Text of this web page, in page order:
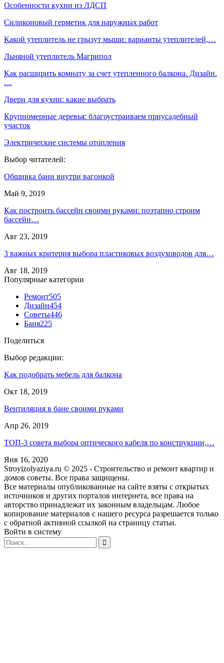
Особенности кухни из ЛДСП
Силиконовый герметик для наружных работ
Какой утеплитель не грызут мыши: варианты утеплителей,…
Льняной утеплитель Магрипол
Как расширить комнату за счет утепленного балкона. Дизайн.
…
Двери для кухни: какие выбрать
Крупномерные деревья: благоустраиваем приусадебный
участок
Электрические системы отопления
Выбор читателей:
Обшивка бани внутри вагонкой
Май 9, 2019
Как построить бассейн своими руками: поэтапно строим
бассейн…
Авг 23, 2019
3 важных критерия выбора пластиковых воздуховодов для…
Авг 18, 2019
Популярные категории
Ремонт505
Дизайн454
Советы446
Баня225
Поделиться
Выбор редакции:
Как подобрать мебель для балкона
Окт 18, 2019
Вентиляция в бане своими руками
Апр 26, 2019
ТОП-3 совета выбора оптического кабеля по конструкции,…
Янв 16, 2020
Stroyizolyaziya.ru © 2025 - Строительство и ремонт квартир и
домов советы. Все права защищены.
Все материалы опубликованные на сайте взяты с открытых
источников и других порталов интернета, все права на
авторство принадлежат их законным владельцам. Любое
копирование материалов с нашего ресурса разрешается только
с обратной активной ссылкой на страницу статьи.
Войти в систему